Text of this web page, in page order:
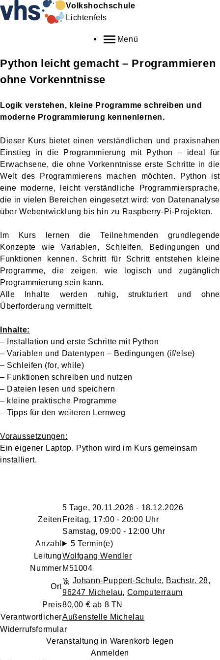
Volkshochschule
Lichtenfels
Menü
Python leicht gemacht – Programmieren
ohne Vorkenntnisse
Logik verstehen, kleine Programme schreiben und
moderne Programmierung kennenlernen.
Dieser Kurs bietet einen verständlichen und praxisnahen
Einstieg in die Programmierung mit Python – ideal für
Erwachsene, die ohne Vorkenntnisse erste Schritte in die
Welt des Programmierens machen möchten. Python ist
eine moderne, leicht verständliche Programmiersprache,
die in vielen Bereichen eingesetzt wird: von Datenanalyse
über Webentwicklung bis hin zu Raspberry-Pi-Projekten.
Im Kurs lernen die Teilnehmenden grundlegende
Konzepte wie Variablen, Schleifen, Bedingungen und
Funktionen kennen. Schritt für Schritt entstehen kleine
Programme, die zeigen, wie logisch und zugänglich
Programmierung sein kann.
Alle Inhalte werden ruhig, strukturiert und ohne
Überforderung vermittelt.
Inhalte:
– Installation und erste Schritte mit Python
– Variablen und Datentypen – Bedingungen (if/else)
– Schleifen (for, while)
– Funktionen schreiben und nutzen
– Dateien lesen und speichern
– kleine praktische Programme
– Tipps für den weiteren Lernweg
Voraussetzungen:
Ein eigener Laptop. Python wird im Kurs gemeinsam
installiert.
Zeiten
5 Tage, 20.11.2026 - 18.12.2026
Freitag, 17:00 - 20:00 Uhr
Samstag, 09:00 - 12:00 Uhr
Anzahl
5 Termin(e)
LeitungWolfgang Wendler
Nummer M51004
Ort
Johann-Puppert-Schule, Bachstr. 28,
96247 Michelau, Computerraum
Preis80,00 € ab 8 TN
VerantwortlicherAußenstelle Michelau
Widerrufsformular
Veranstaltung in Warenkorb legen
Anmelden